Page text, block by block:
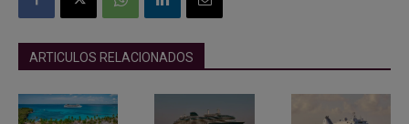
ARTICULOS RELACIONADOS